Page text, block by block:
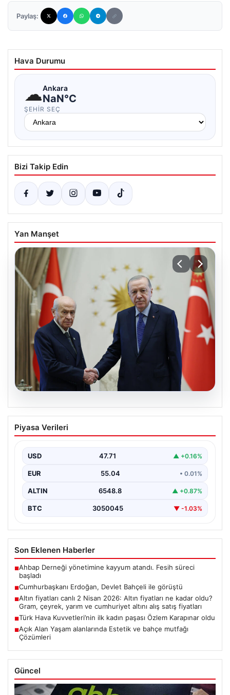
Paylaş:
Hava Durumu
☁Ankara
NaN°C
ŞEHIR SEÇ
Bizi Takip Edin
Yan Manşet
06.08.2026
Cumhurbaşkanı Erdoğan, Devlet
Bahçeli ile görüştü
Piyasa Verileri
USD 47.71 ▲ +0.16%
EUR 55.04 • 0.01%
ALTIN 6548.8 ▲ +0.87%
BTC 3050045 ▼ -1.03%
Son Eklenen Haberler
■Ahbap Derneği yönetimine kayyum atandı. Fesih süreci
başladı
■Cumhurbaşkanı Erdoğan, Devlet Bahçeli ile görüştü
■Altın fiyatları canlı 2 Nisan 2026: Altın fiyatları ne kadar oldu?
Gram, çeyrek, yarım ve cumhuriyet altını alış satış fiyatları
■Türk Hava Kuvvetleri’nin ilk kadın paşası Özlem Karapınar oldu
■Açık Alan Yaşam alanlarında Estetik ve bahçe mutfağı
Çözümleri
Güncel